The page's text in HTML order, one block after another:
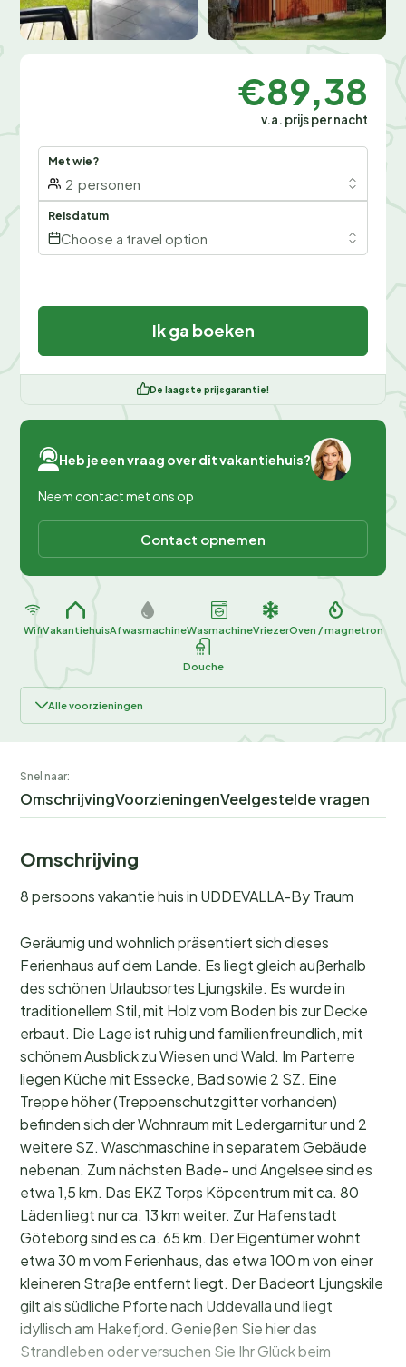
€89,38
v.a. prijs per nacht
Met wie?
2 personen
Reisdatum
Choose a travel option
Ik ga boeken
De laagste prijsgarantie!
Heb je een vraag over dit vakantiehuis?
Neem contact met ons op
Contact opnemen
WifiVakantiehuisAfwasmachineWasmachineVriezerOven / magnetron
Douche
Alle voorzieningen
Snel naar:
OmschrijvingVoorzieningenVeelgestelde vragen
Omschrijving
8 persoons vakantie huis in UDDEVALLA-By Traum
Geräumig und wohnlich präsentiert sich dieses
Ferienhaus auf dem Lande. Es liegt gleich außerhalb
des schönen Urlaubsortes Ljungskile. Es wurde in
traditionellem Stil, mit Holz vom Boden bis zur Decke
erbaut. Die Lage ist ruhig und familienfreundlich, mit
schönem Ausblick zu Wiesen und Wald. Im Parterre
liegen Küche mit Essecke, Bad sowie 2 SZ. Eine
Treppe höher (Treppenschutzgitter vorhanden)
befinden sich der Wohnraum mit Ledergarnitur und 2
weitere SZ. Waschmaschine in separatem Gebäude
nebenan. Zum nächsten Bade- und Angelsee sind es
etwa 1,5 km. Das EKZ Torps Köpcentrum mit ca. 80
Läden liegt nur ca. 13 km weiter. Zur Hafenstadt
Göteborg sind es ca. 65 km. Der Eigentümer wohnt
etwa 30 m vom Ferienhaus, das etwa 100 m von einer
kleineren Straße entfernt liegt. Der Badeort Ljungskile
gilt als südliche Pforte nach Uddevalla und liegt
idyllisch am Hakefjord. Genießen Sie hier das
Strandleben oder versuchen Sie Ihr Glück beim